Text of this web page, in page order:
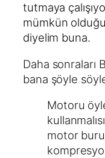
tutmaya
mümkün
diyelim buna.
Daha sonraları
bana şöyle
Motoru
motor